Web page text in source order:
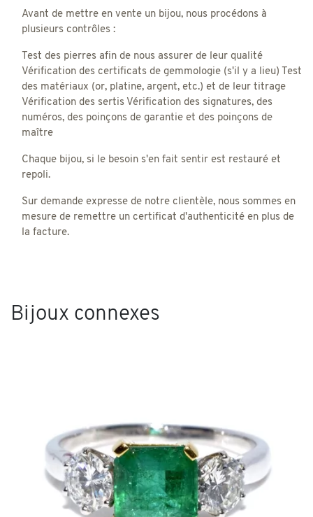
Avant de mettre en vente un bijou, nous procédons à
plusieurs contrôles :
Test des pierres afin de nous assurer de leur qualité
Vérification des certificats de gemmologie (s'il y a lieu) Test
des matériaux (or, platine, argent, etc.) et de leur titrage
Vérification des sertis Vérification des signatures, des
numéros, des poinçons de garantie et des poinçons de
maître
Chaque bijou, si le besoin s'en fait sentir est restauré et
repoli.
Sur demande expresse de notre clientèle, nous sommes en
mesure de remettre un certificat d'authenticité en plus de
la facture.
Bijoux connexes